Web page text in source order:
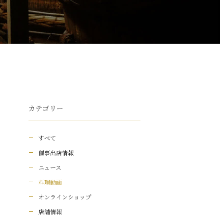
カテゴリー
すべて
催事出店情報
ニュース
料理動画
オンラインショップ
店舗情報